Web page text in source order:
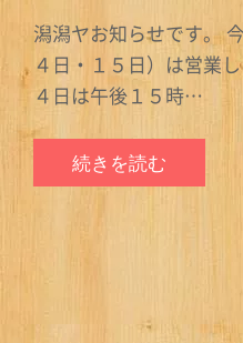
潟潟ヤお知らせです。
４日・１５日）は営業
４日は午後１５時…
続きを読む